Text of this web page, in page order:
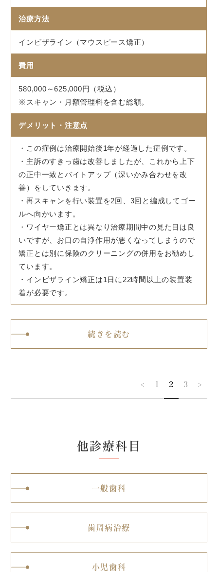
治療方法
インビザライン（マウスピース矯正）
費用
580,000～625,000円（税込）
※スキャン・月額管理料を含む総額。
デメリット・注意点
・この症例は治療開始後1年が経過した症例です。
・主訴のすきっ歯は改善しましたが、これから上下
の正中一致とバイトアップ（深いかみ合わせを改
善）をしていきます。
・再スキャンを行い装置を2回、3回と編成してゴー
ルへ向かいます。
・ワイヤー矯正とは異なり治療期間中の見た目は良
いですが、お口の自浄作用が悪くなってしまうので
矯正とは別に保険のクリーニングの併用をお勧めし
ています。
・インビザライン矯正は1日に22時間以上の装置装
着が必要です。
続きを読む
< 1 2 3 >
他診療科目
一般歯科
歯周病治療
小児歯科